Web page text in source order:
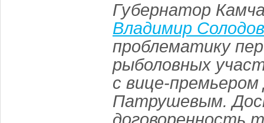
Губернатор
Владимир Солодов
проблематику
рыболовных
с вице-
Патрушевым.